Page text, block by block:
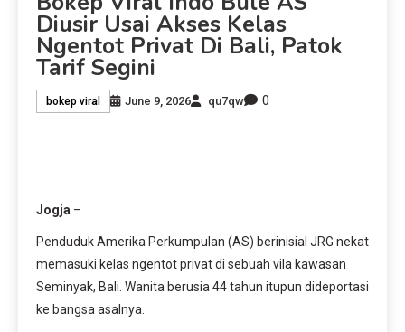
Diusir Usai Akses Kelas
Ngentot Privat Di Bali, Patok
Tarif Segini
bokep viral June 9, 2026 qu7qw 0
Jogja –
Penduduk Amerika Perkumpulan (AS) berinisial JRG nekat
memasuki kelas ngentot privat di sebuah vila kawasan
Seminyak, Bali. Wanita berusia 44 tahun itupun dideportasi
ke bangsa asalnya.